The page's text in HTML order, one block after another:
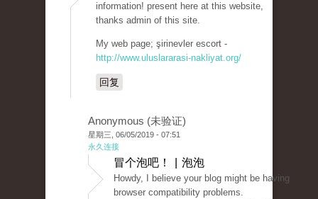
information! present here at this website,
thanks admin of this site.
My web page; şirinevler escort -
http://www.uluslararasi-nakliyat.org/
回复
Anonymous (未验证)
星期三, 06/05/2019 - 07:51
永久连接
冒个泡吧！ | 泡泡
Howdy, I believe your blog might be having
browser compatibility problems.